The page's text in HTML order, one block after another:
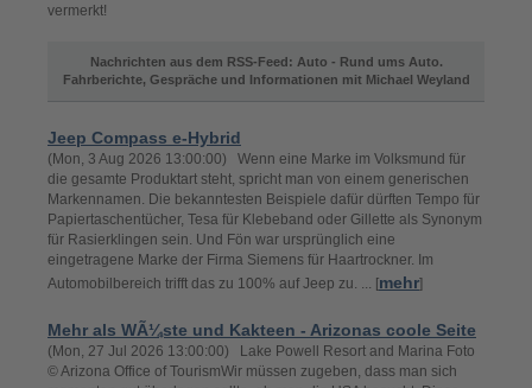
vermerkt!
Nachrichten aus dem RSS-Feed: Auto - Rund ums Auto.
Fahrberichte, Gespräche und Informationen mit Michael Weyland
Jeep Compass e-Hybrid
(Mon, 3 Aug 2026 13:00:00) Wenn eine Marke im Volksmund für
die gesamte Produktart steht, spricht man von einem generischen
Markennamen. Die bekanntesten Beispiele dafür dürften Tempo für
Papiertaschentücher, Tesa für Klebeband oder Gillette als Synonym
für Rasierklingen sein. Und Fön war ursprünglich eine
eingetragene Marke der Firma Siemens für Haartrockner. Im
Automobilbereich trifft das zu 100% auf Jeep zu. ... [mehr]
Mehr als WÃ¼ste und Kakteen - Arizonas coole Seite
(Mon, 27 Jul 2026 13:00:00) Lake Powell Resort and Marina Foto
© Arizona Office of TourismWir müssen zugeben, dass man sich